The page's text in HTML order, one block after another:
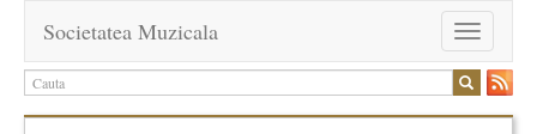
Toggle
navigation
Societatea Muzicala